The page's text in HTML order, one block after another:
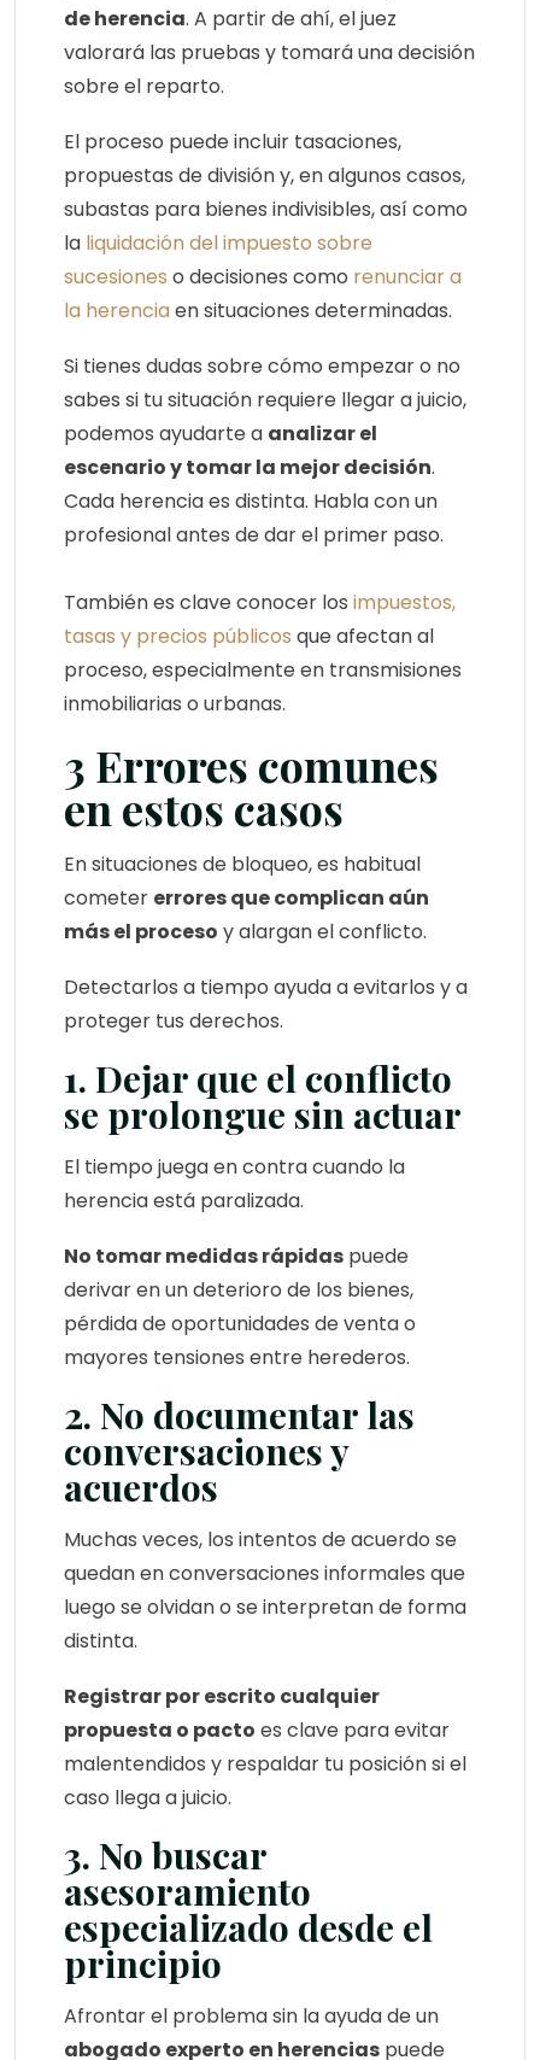
de herencia. A partir de ahí, el juez
valorará las pruebas y tomará una decisión
sobre el reparto.
El proceso puede incluir tasaciones,
propuestas de división y, en algunos casos,
subastas para bienes indivisibles, así como
la liquidación del impuesto sobre
sucesiones o decisiones como renunciar a
la herencia en situaciones determinadas.
Si tienes dudas sobre cómo empezar o no
sabes si tu situación requiere llegar a juicio,
podemos ayudarte a analizar el
escenario y tomar la mejor decisión.
Cada herencia es distinta. Habla con un
profesional antes de dar el primer paso.
También es clave conocer los impuestos,
tasas y precios públicos que afectan al
proceso, especialmente en transmisiones
inmobiliarias o urbanas.
3 Errores comunes
en estos casos
En situaciones de bloqueo, es habitual
cometer errores que complican aún
más el proceso y alargan el conflicto.
Detectarlos a tiempo ayuda a evitarlos y a
proteger tus derechos.
1. Dejar que el conflicto
se prolongue sin actuar
El tiempo juega en contra cuando la
herencia está paralizada.
No tomar medidas rápidas puede
derivar en un deterioro de los bienes,
pérdida de oportunidades de venta o
mayores tensiones entre herederos.
2. No documentar las
conversaciones y
acuerdos
Muchas veces, los intentos de acuerdo se
quedan en conversaciones informales que
luego se olvidan o se interpretan de forma
distinta.
Registrar por escrito cualquier
propuesta o pacto es clave para evitar
malentendidos y respaldar tu posición si el
caso llega a juicio.
3. No buscar
asesoramiento
especializado desde el
principio
Afrontar el problema sin la ayuda de un
abogado experto en herencias puede